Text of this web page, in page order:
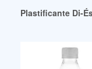
Plastificante Di-